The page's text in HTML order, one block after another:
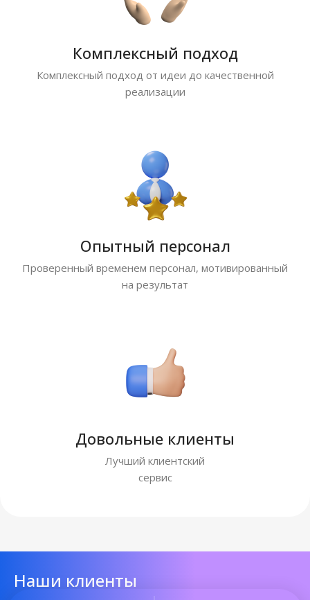
Комплексный подход
Комплексный подход от идеи до качественной
реализации
Опытный персонал
Проверенный временем персонал, мотивированный
на результат
Довольные клиенты
Лучший клиентский
сервис
Наши клиенты